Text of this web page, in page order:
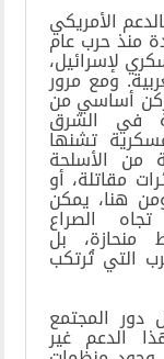
الأمريكي
منذ حرب عام
لإسرائيل،
ومع مرور
ركن أساسي من
في الشرق
تشنها
من الأسلحة
مقاتلة، أو
هنا، يمكن
الصراع
منحازة، بل
التي تُرتكب
المجتمع
الدعم غير